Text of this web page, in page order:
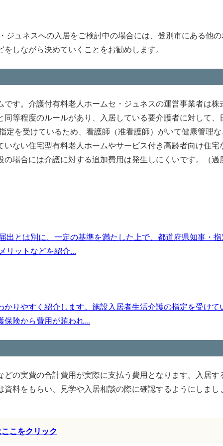
ュネスへの入居をご検討中の場合には、登別市にある他の
しながら決めていくことをお勧めします。
す。介護付有料老人ホームセ・ジュネスの運営事業者は株
等程度のルールがあり、入居している要介護者に対して、
を受けているため、看護師（准看護師）がいて健康管理な
ない住宅型有料老人ホームやサービス付き高齢者向け住宅
場合には介護に対する追加費用は発生しにくいです。（過
とは別に、一定の基準を満たした上で、都道府県知事・指
リットなどを紹介...
りやすく紹介します。施設入居者生活介護の指定を受けて
保険から費用が賄われ...
の実費の合計費用が実際に支払う費用となります。入居す
料をもらい、見学や入居相談の際に確認するようにしまし
こをクリック